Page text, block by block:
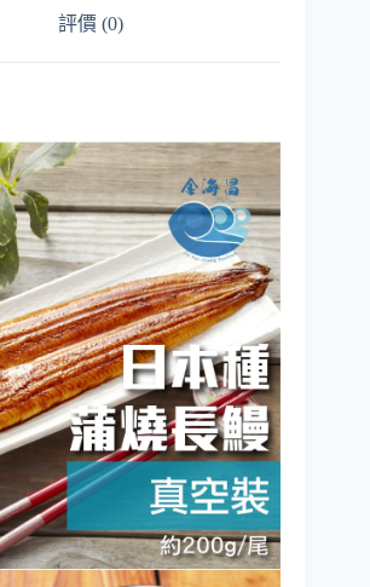
評價 (0)